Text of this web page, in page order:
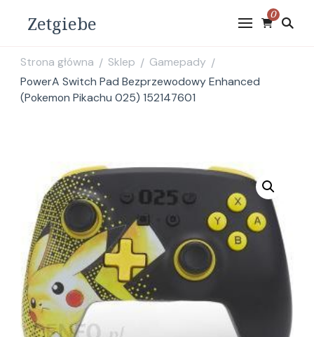
Zetgiebe 0
Strona główna / Sklep / Gamepady /
PowerA Switch Pad Bezprzewodowy Enhanced
(Pokemon Pikachu 025) 152147601